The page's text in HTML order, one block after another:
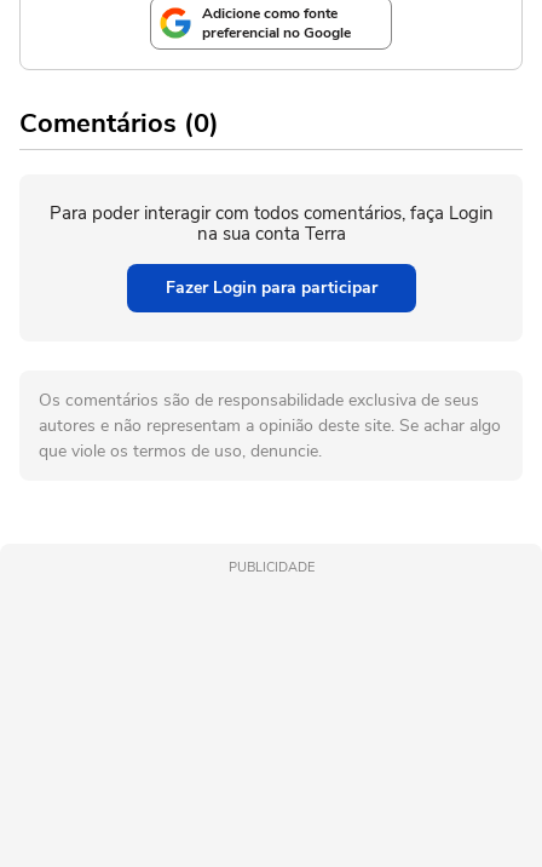
Adicione como fonte
preferencial no Google
Comentários (0)
Para poder interagir com todos comentários, faça Login
na sua conta Terra
Fazer Login para participar
Os comentários são de responsabilidade exclusiva de seus
autores e não representam a opinião deste site. Se achar algo
que viole os termos de uso, denuncie.
PUBLICIDADE